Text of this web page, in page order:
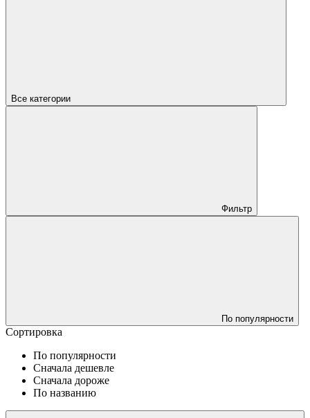
Все категории
Фильтр
По популярности
Сортировка
По популярности
Сначала дешевле
Сначала дороже
По названию